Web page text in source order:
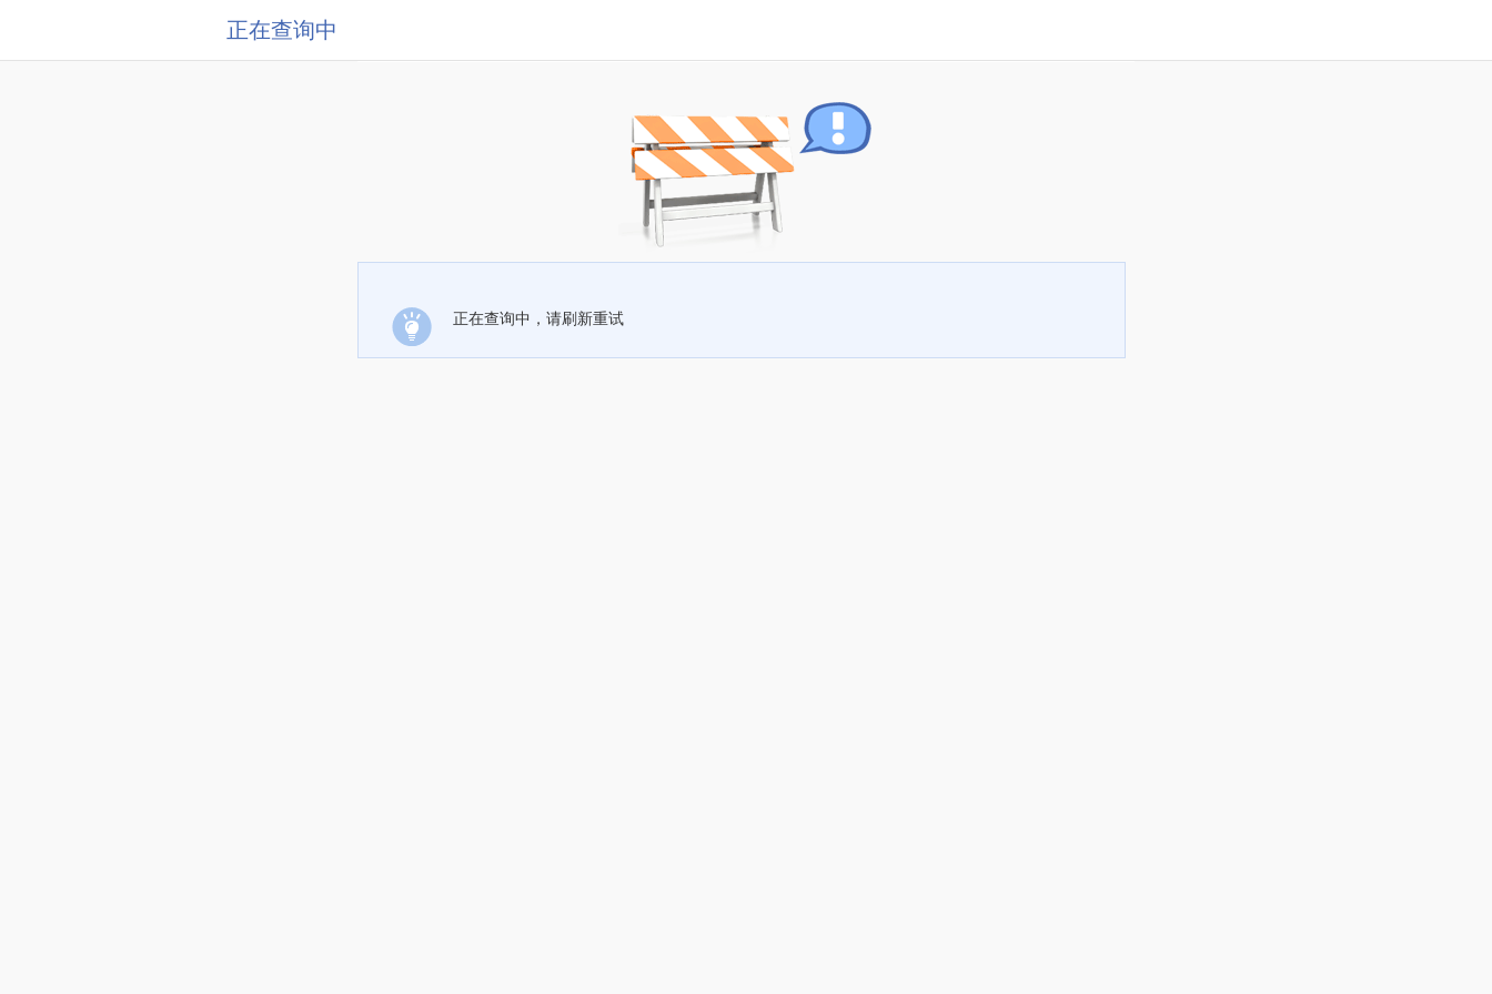
正在查询中
正在查询中，请刷新重试